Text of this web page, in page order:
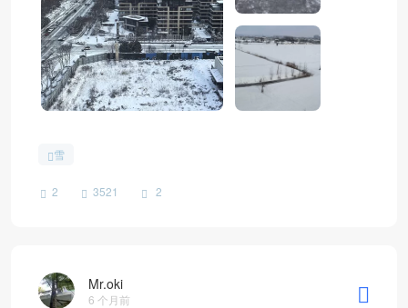
雪
2 3521 2
Mr.oki
6 个月前